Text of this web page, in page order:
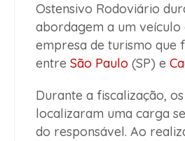
Ostensivo Rodoviário
abordagem a um veículo
empresa de turismo que
entre São Paulo (SP) e
Durante a fiscalização,
localizaram uma carga
do responsável. Ao